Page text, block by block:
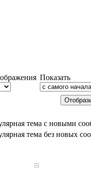
Показать
тема с новыми
тема без новых